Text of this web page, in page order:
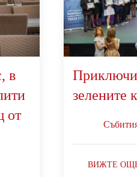
в
от
Приключи
зелените
ВИЖТЕ